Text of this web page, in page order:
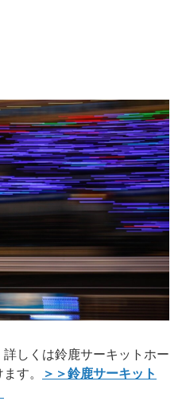
しくは鈴鹿サーキットホー
す。
＞＞鈴鹿サーキット